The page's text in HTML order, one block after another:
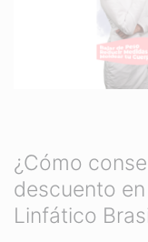
¿Cómo
descuento
Linfático